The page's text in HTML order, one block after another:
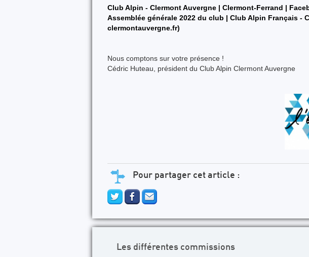
Club Alpin - Clermont Auvergne | Clermont-Ferrand |
Assemblée générale 2022 du club | Club Alpin Français -
clermontauvergne.fr)
Nous comptons sur votre présence !
Cédric Huteau, président du Club Alpin Clermont Auvergne
Pour partager cet article :
Les différentes commissions